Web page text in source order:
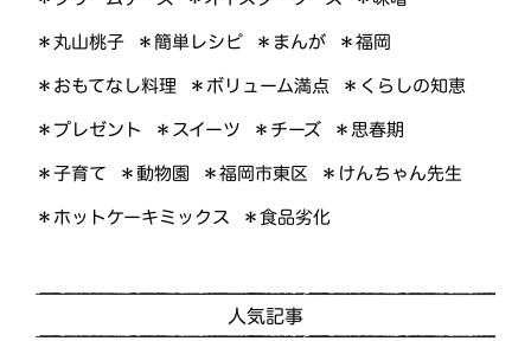
＊丸山桃子 ＊簡単レシピ ＊まんが ＊福岡
＊おもてなし料理 ＊ボリューム満点 ＊くらしの知恵
＊プレゼント ＊スイーツ ＊チーズ ＊思春期
＊子育て ＊動物園 ＊福岡市東区 ＊けんちゃん先生
＊ホットケーキミックス ＊食品劣化
人気記事